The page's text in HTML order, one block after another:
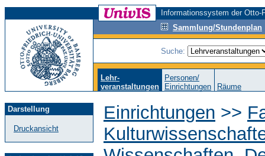
Informationssystem der
Sammlung/Stundenplan
Suche:
Lehr-
veranstaltungen
Personen/
Einrichtungen
Räume
Darstellung
Druckansicht
Einrichtungen >>